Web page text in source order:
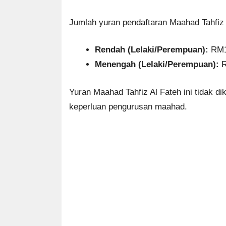
Jumlah yuran pendaftaran Maahad
Rendah (Lelaki/Perempuan):
Menengah (Lelaki/Perempuan):
Yuran Maahad Tahfiz Al Fateh ini tidak
keperluan pengurusan maahad.